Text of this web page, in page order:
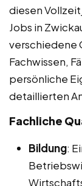
diesen
Jobs in
verschiedene
Fachwissen,
persönliche
detaillierten
Fachliche
Bildung: